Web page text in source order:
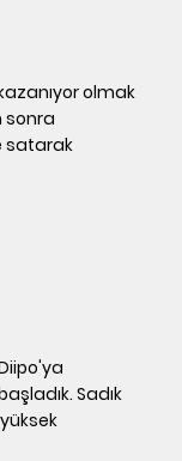
olmak
sonra
satarak
Sadık